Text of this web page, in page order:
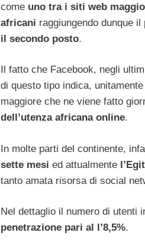
come uno tra i siti web
africani raggiungendo dunque
il secondo posto.
Il fatto che Facebook, negli
di questo tipo indica,
maggiore che ne viene fatto
dell’utenza africana online.
In molte parti del continente,
sette mesi ed attualmente
tanto amata risorsa di social
Nel dettaglio il numero di utenti
penetrazione pari al l’8,5%.